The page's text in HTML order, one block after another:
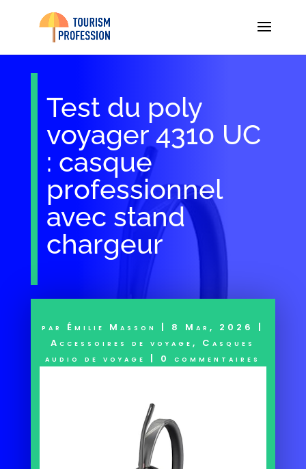
Test du poly
voyager 4310 UC
: casque
professionnel
avec stand
chargeur
par Émilie Masson | 8 Mar, 2026
|
Accessoires de voyage, Casques
audio de voyage
| 0 commentaires